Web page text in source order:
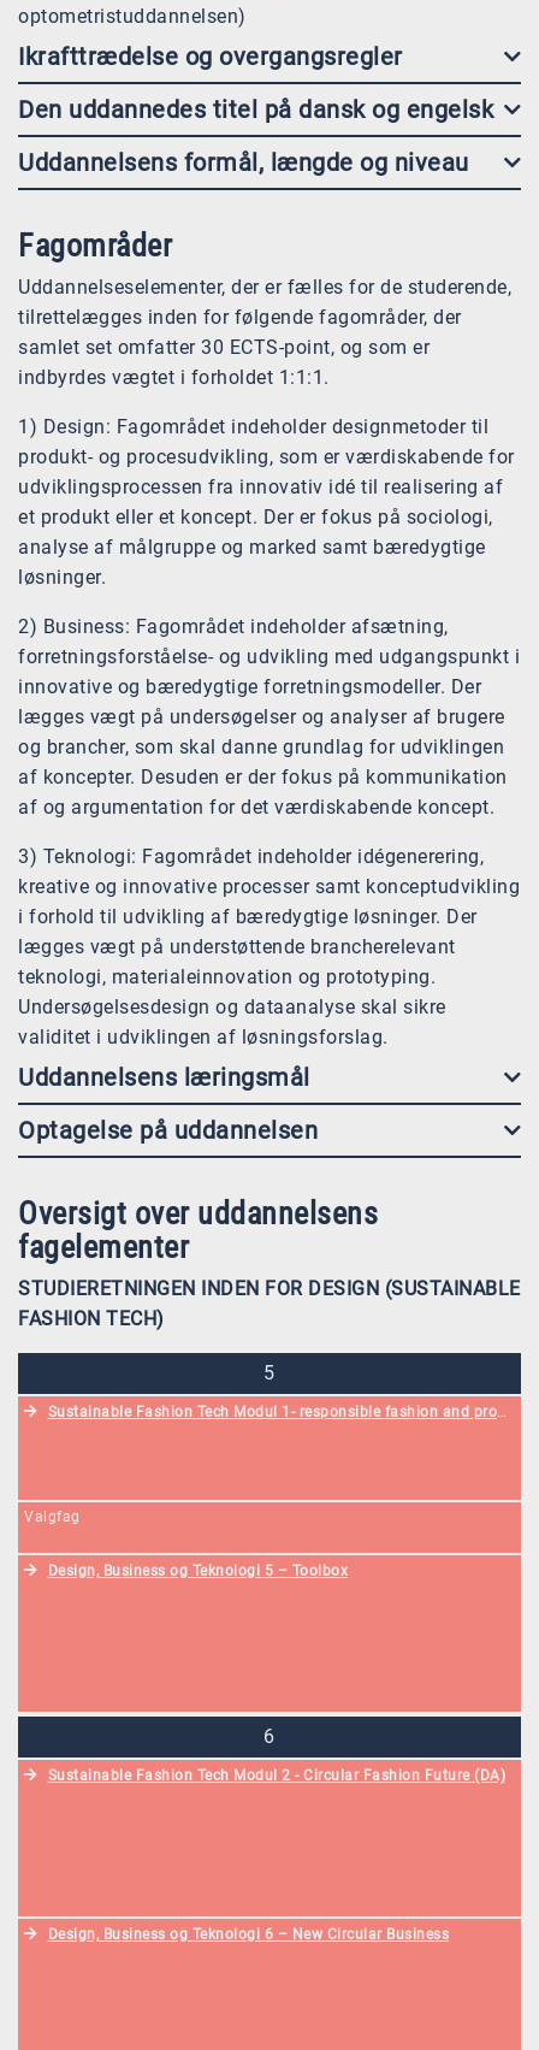
optometristuddannelsen)
Ikrafttrædelse og overgangsregler
Den uddannedes titel på dansk og engelsk
Uddannelsens formål, længde og niveau
Fagområder
Uddannelseselementer, der er fælles for de studerende,
tilrettelægges inden for følgende fagområder, der
samlet set omfatter 30 ECTS-point, og som er
indbyrdes vægtet i forholdet 1:1:1.
1) Design: Fagområdet indeholder designmetoder til
produkt- og procesudvikling, som er værdiskabende for
udviklingsprocessen fra innovativ idé til realisering af
et produkt eller et koncept. Der er fokus på sociologi,
analyse af målgruppe og marked samt bæredygtige
løsninger.
2) Business: Fagområdet indeholder afsætning,
forretningsforståelse- og udvikling med udgangspunkt i
innovative og bæredygtige forretningsmodeller. Der
lægges vægt på undersøgelser og analyser af brugere
og brancher, som skal danne grundlag for udviklingen
af koncepter. Desuden er der fokus på kommunikation
af og argumentation for det værdiskabende koncept.
3) Teknologi: Fagområdet indeholder idégenerering,
kreative og innovative processer samt konceptudvikling
i forhold til udvikling af bæredygtige løsninger. Der
lægges vægt på understøttende brancherelevant
teknologi, materialeinnovation og prototyping.
Undersøgelsesdesign og dataanalyse skal sikre
validitet i udviklingen af løsningsforslag.
Uddannelsens læringsmål
Optagelse på uddannelsen
Oversigt over uddannelsens
fagelementer
STUDIERETNINGEN INDEN FOR DESIGN (SUSTAINABLE
FASHION TECH)
5
Sustainable Fashion Tech Modul 1- responsible fashion and product creation (DA)
Valgfag
Design, Business og Teknologi 5 – Toolbox
6
Sustainable Fashion Tech Modul 2 - Circular Fashion Future (DA)
Design, Business og Teknologi 6 – New Circular Business